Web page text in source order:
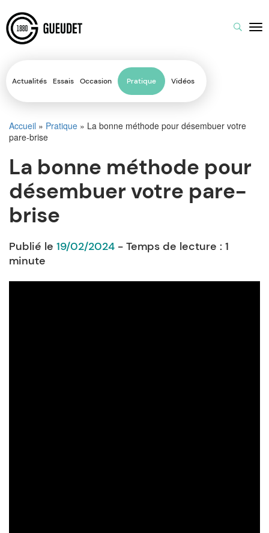
Actualités Essais Occasion Pratique Vidéos
Accueil » Pratique » La bonne méthode pour désembuer votre
pare-brise
La bonne méthode pour
désembuer votre pare-
brise
Publié le 19/02/2024 - Temps de lecture : 1
minute